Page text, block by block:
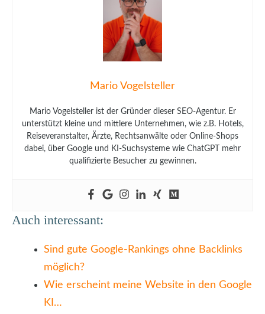
Mario Vogelsteller
Mario Vogelsteller ist der Gründer dieser SEO-Agentur. Er
unterstützt kleine und mittlere Unternehmen, wie z.B. Hotels,
Reiseveranstalter, Ärzte, Rechtsanwälte oder Online-Shops
dabei, über Google und KI-Suchsysteme wie ChatGPT mehr
qualifizierte Besucher zu gewinnen.
Auch interessant:
Sind gute Google-Rankings ohne Backlinks
möglich?
Wie erscheint meine Website in den Google
KI…